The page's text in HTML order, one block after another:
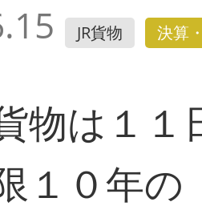
JR貨物 決算
物は１１
１０年